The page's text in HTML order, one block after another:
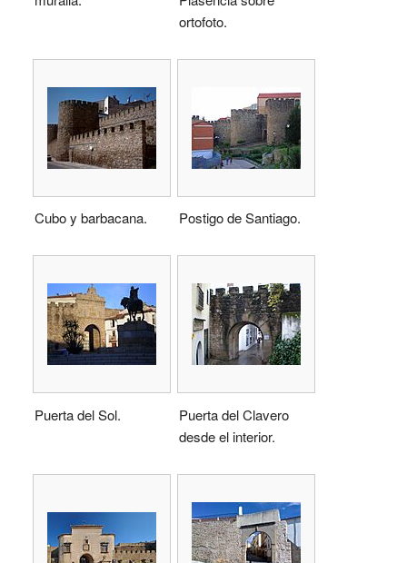
ortofoto.
Cubo y barbacana. Postigo de Santiago.
Puerta del Sol.
Puerta del Clavero
desde el interior.